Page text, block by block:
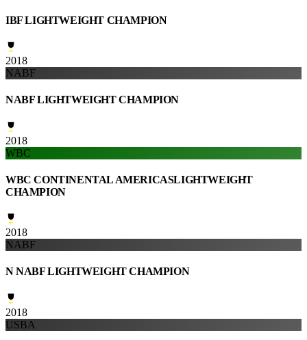
IBF LIGHTWEIGHT CHAMPION
2018
NABF
NABF LIGHTWEIGHT CHAMPION
2018
WBC
WBC CONTINENTAL AMERICASLIGHTWEIGHT
CHAMPION
2018
NABF
N NABF LIGHTWEIGHT CHAMPION
2018
USBA